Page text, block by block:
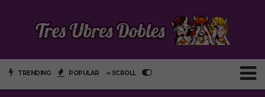
TRENDING POPULAR ∞ SCROLL